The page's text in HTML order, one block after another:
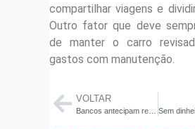
compartilhar viagens e
Outro fator que deve
de manter o carro
gastos com manutenção.
VOLTAR
Bancos antecipam restituição do IR; veja as condições